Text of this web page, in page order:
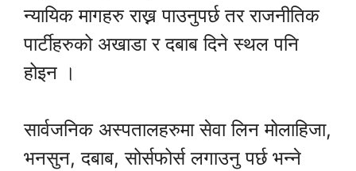
न्यायिक मागहरु राख्न पाउनुपर्छ तर राजनीतिक
पार्टीहरुको अखाडा र दबाब दिने स्थल पनि
होइन ।
सार्वजनिक अस्पतालहरुमा सेवा लिन मोलाहिजा,
भनसुन, दबाब, सोर्सफोर्स लगाउनु पर्छ भन्ने